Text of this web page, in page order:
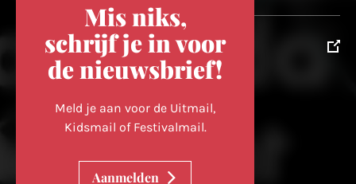
utrechtpartners.nl
Volg ons op
Mis niks,
schrijf je in voor
de nieuwsbrief!
Meld je aan voor de Uitmail,
Kidsmail of Festivalmail.
Aanmelden